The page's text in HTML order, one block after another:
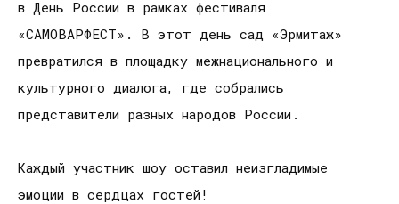
в День России в рамках фестиваля
«САМОВАРФЕСТ». В этот день сад «Эрмитаж»
превратился в площадку межнационального и
культурного диалога, где собрались
представители разных народов России.
Каждый участник шоу оставил неизгладимые
эмоции в сердцах гостей!